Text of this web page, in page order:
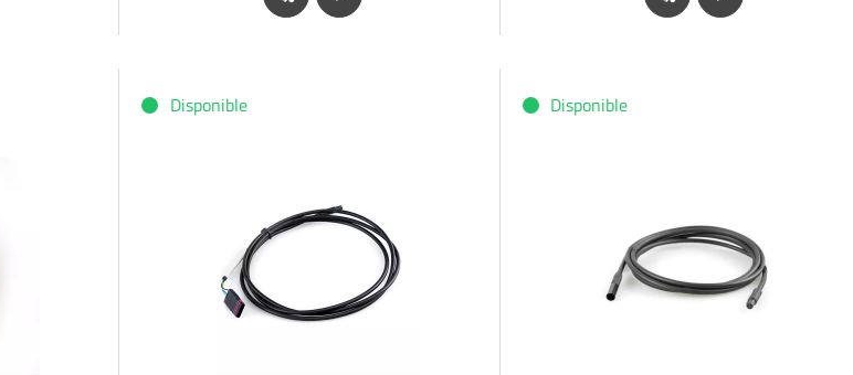
Disponible Disponible